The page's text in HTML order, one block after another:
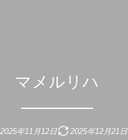
マメルリハ
2025年11月12日 2025年12月21日